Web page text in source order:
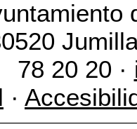
78 20 20 ·
·